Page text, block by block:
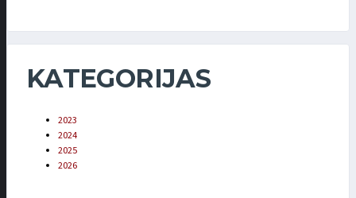
KATEGORIJAS
2023
2024
2025
2026